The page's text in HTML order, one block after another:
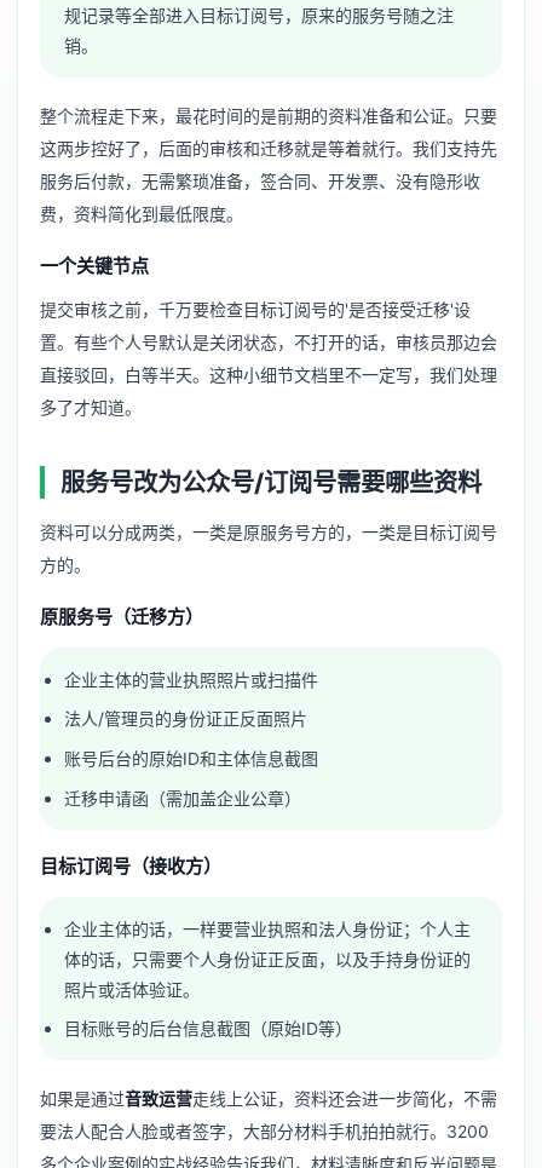
规记录等全部进入目标订阅号，原来的服务号随之注
销。
整个流程走下来，最花时间的是前期的资料准备和公证。只要
这两步控好了，后面的审核和迁移就是等着就行。我们支持先
服务后付款，无需繁琐准备，签合同、开发票、没有隐形收
费，资料简化到最低限度。
一个关键节点
提交审核之前，千万要检查目标订阅号的'是否接受迁移'设
置。有些个人号默认是关闭状态，不打开的话，审核员那边会
直接驳回，白等半天。这种小细节文档里不一定写，我们处理
多了才知道。
服务号改为公众号/订阅号需要哪些资料
资料可以分成两类，一类是原服务号方的，一类是目标订阅号
方的。
原服务号（迁移方）
企业主体的营业执照照片或扫描件
法人/管理员的身份证正反面照片
账号后台的原始ID和主体信息截图
迁移申请函（需加盖企业公章）
目标订阅号（接收方）
企业主体的话，一样要营业执照和法人身份证；个人主
体的话，只需要个人身份证正反面，以及手持身份证的
照片或活体验证。
目标账号的后台信息截图（原始ID等）
如果是通过音致运营走线上公证，资料还会进一步简化，不需
要法人配合人脸或者签字，大部分材料手机拍拍就行。3200
多个企业案例的实战经验告诉我们，材料清晰度和反光问题是